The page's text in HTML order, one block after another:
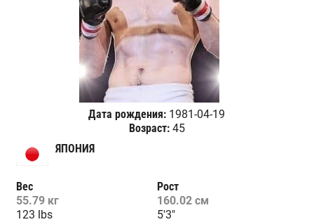
Дата рождения: 1981-04-19
Возраст:45
ЯПОНИЯ
Вес
55.79 кг
123 lbs
Рост
160.02 см
5'3"